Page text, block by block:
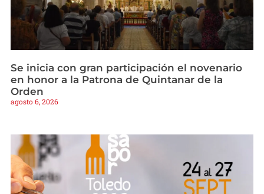
Se inicia con gran participación el novenario
en honor a la Patrona de Quintanar de la
Orden
agosto 6, 2026